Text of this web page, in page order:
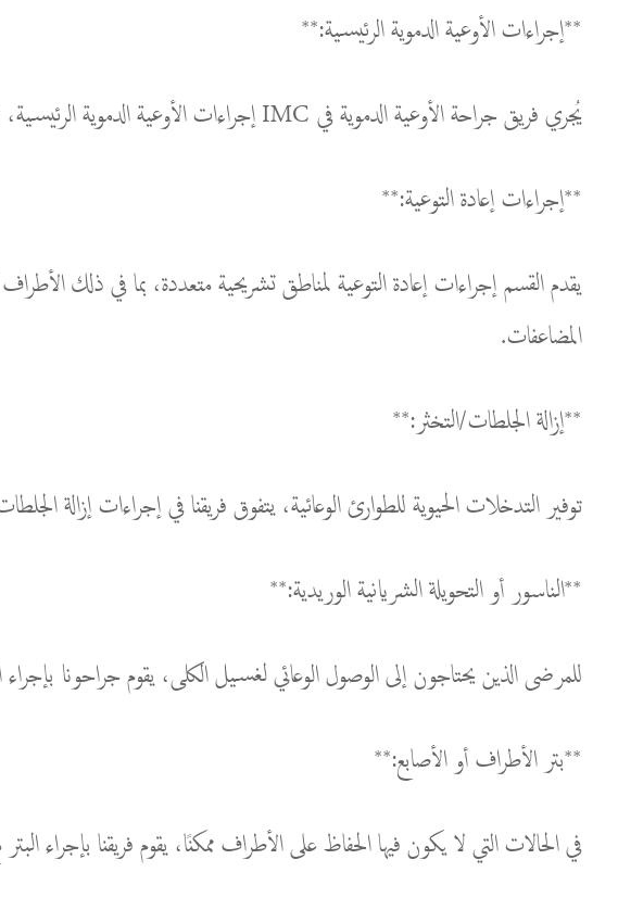
**إجراءات الأوعية الدموية الرئيسية:**
يُجري فريق جراحة الأوعية الدموية في IMC إجراءات الأوعية الدموية الرئيسية، لمعالجة الحالات التي تشمل أكبر شرايين الجسم. تتطلب هذه التدخلات الدقة والخبرة لضمان نتائج مثلى للمرضى.
**إجراءات إعادة التوعية:**
يقدم القسم إجراءات إعادة التوعية لمناطق تشريحية متعددة، بما في ذلك
المضاعفات.
**إزالة الجلطات/التخثر:**
توفير التدخلات الحيوية للطوارئ الوعائية، يتفوق فريقنا في إجراءات إزالة
**الناسور أو التحويلة الشريانية الوريدية:**
للمرضى الذين يحتاجون إلى الوصول الوعائي لغسيل الكلى، يقوم جراحونا بإجراء
**بتر الأطراف أو الأصابع:**
في الحالات التي لا يكون فيها الحفاظ على الأطراف ممكنًا، يقوم فريقنا بإجراء